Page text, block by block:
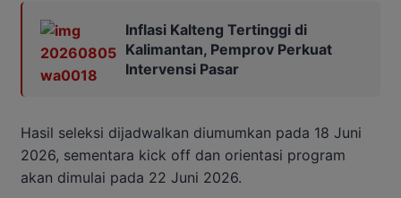
Inflasi Kalteng Tertinggi di
Kalimantan, Pemprov Perkuat
Intervensi Pasar
Hasil seleksi dijadwalkan diumumkan pada 18 Juni
2026, sementara kick off dan orientasi program
akan dimulai pada 22 Juni 2026.